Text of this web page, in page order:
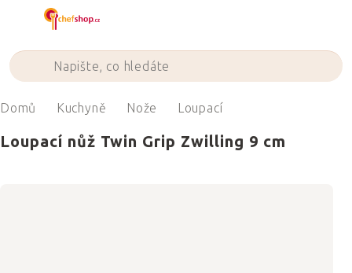
Domů Kuchyně Nože Loupací
Loupací nůž Twin Grip Zwilling 9 cm